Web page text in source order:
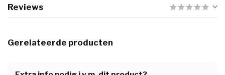
Reviews
Gerelateerde producten